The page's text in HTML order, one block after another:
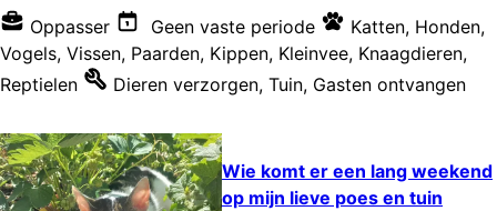
Oppasser Geen vaste periode Katten, Honden,
Vogels, Vissen, Paarden, Kippen, Kleinvee, Knaagdieren,
Reptielen
Dieren verzorgen, Tuin, Gasten ontvangen
Wie komt er een lang weekend
op mijn lieve poes en tuin